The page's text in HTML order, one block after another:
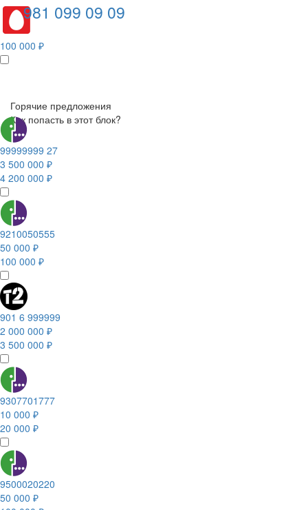
981 099 09 09
100 000 ₽
Горячие предложения
Как попасть в этот блок?
99999999 27
3 500 000 ₽
4 200 000 ₽
9210050555
50 000 ₽
100 000 ₽
901 6 999999
2 000 000 ₽
3 500 000 ₽
9307701777
10 000 ₽
20 000 ₽
9500020220
50 000 ₽